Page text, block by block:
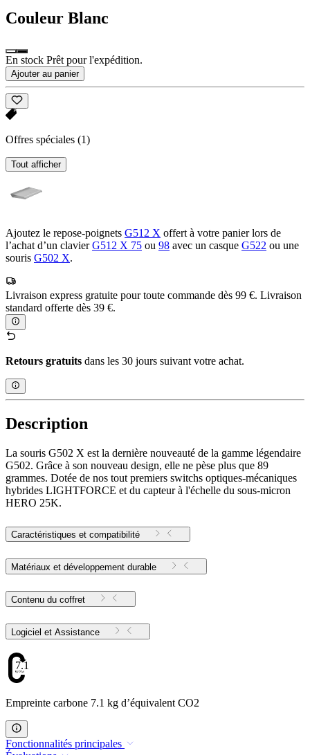
Couleur Blanc
En stock Prêt pour l'expédition.
Ajouter au panier
Offres spéciales (1)
Tout afficher
Ajoutez le repose-poignets G512 X offert à votre panier lors de
l’achat d’un clavierG512 X 75 ou 98 avec un casque G522 ou une
souris G502 X.
Livraison express gratuite pour toute commande dès 99 €. Livraison
standard offerte dès 39 €.
Retours gratuits dans les 30 jours suivant votre achat.
Description
La souris G502 X est la dernière nouveauté de la gamme légendaire
G502. Grâce à son nouveau design, elle ne pèse plus que 89
grammes. Dotée de nos tout premiers switchs optiques-mécaniques
hybrides LIGHTFORCE et du capteur à l'échelle du sous-micron
HERO 25K.
Caractéristiques et compatibilité
Matériaux et développement durable
Contenu du coffret
Logiciel et Assistance
7.1
Empreinte carbone 7.1 kg d’équivalent CO2
Fonctionnalités principales